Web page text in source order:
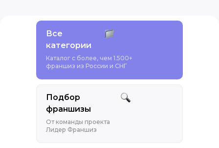
Все
категории
Каталог с более, чем 1.500+
франшиз из России и СНГ
Подбор
франшизы
От команды проекта
Лидер Франшиз